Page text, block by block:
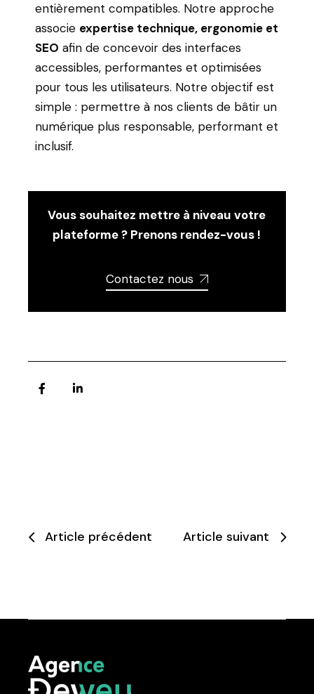
entièrement compatibles. Notre approche
associe expertise technique, ergonomie et
SEO afin de concevoir des interfaces
accessibles, performantes et optimisées
pour tous les utilisateurs. Notre objectif est
simple : permettre à nos clients de bâtir un
numérique plus responsable, performant et
inclusif.
Vous souhaitez mettre à niveau votre
plateforme ? Prenons rendez-vous !
Contactez nous
Article précédent Article suivant